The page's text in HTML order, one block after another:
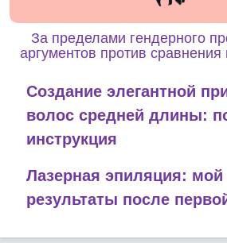
За пределами гендерного
аргументов против
Создание элегантной
волос средней длины:
инструкция
Лазерная эпиляция:
результаты после